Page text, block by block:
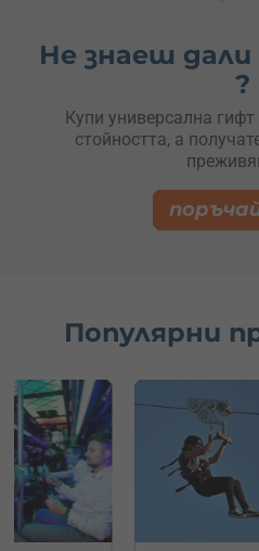
Не знаеш дали
?
Купи универсална
стойността, а
Популярни